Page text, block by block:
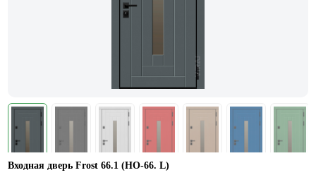
Входная дверь Frost 66.1 (НО-66. L)